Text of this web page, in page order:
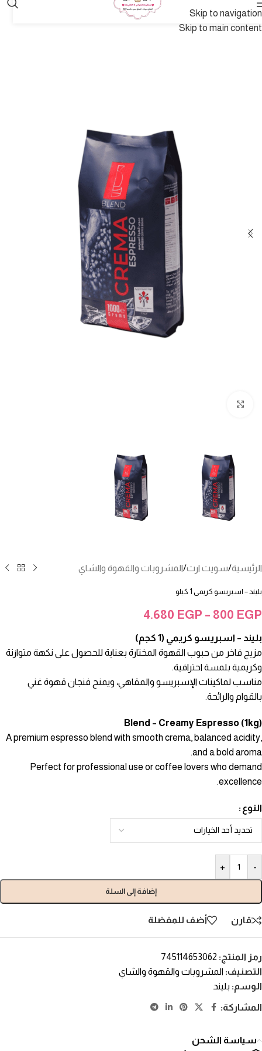
Skip to navigation
Skip to main content
الرئيسية/سويت ارت/المشروبات والقهوة والشاي
بليند – اسبريسو كريمى 1 كيلو
800 EGP
–
4.680 EGP
بليند – اسبريسو كريمي (1 كجم)
مزيج فاخر من حبوب القهوة المختارة بعناية للحصول على نكهة متوازنة
وكريمية بلمسة احترافية.
مناسب لماكينات الإسبريسو والمقاهي، ويمنح فنجان قهوة غني
بالقوام والرائحة.
Blend – Creamy Espresso (1kg)
A premium espresso blend with smooth crema, balanced acidity,
and a bold aroma.
Perfect for professional use or coffee lovers who demand
excellence.
النوع
-
+
إضافة إلى السلة
قارن أضف للمفضلة
رمز المنتج: 745114653062
التصنيف: المشروبات والقهوة والشاي
الوسم: بليند
المشاركة:
سياسة الشحن